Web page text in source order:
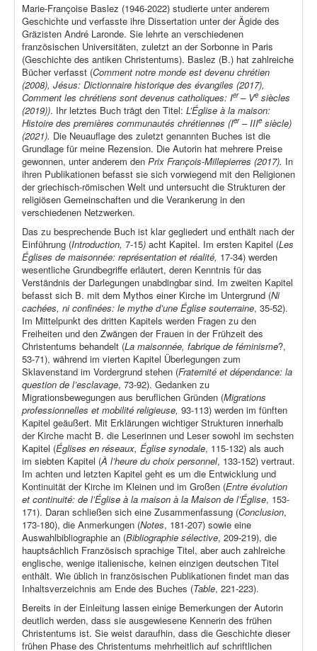
Marie-Françoise Baslez (1946-2022) studierte unter anderem
Geschichte und verfasste ihre Dissertation unter der Ägide des
Gräzisten André Laronde. Sie lehrte an verschiedenen
französischen Universitäten, zuletzt an der Sorbonne in Paris
(Geschichte des antiken Christentums). Baslez (B.) hat zahlreiche
Bücher verfasst (Comment notre monde est devenu chrétien
(2008), Jésus: Dictionnaire historique des évangiles (2017),
Comment les chrétiens sont devenus catholiques: Ier– Ve siècles
(2019)). Ihr letztes Buch trägt den Titel: L’Église à la maison:
Histoire des premières communautés chrétiennes (Ier– IIIe siècle)
(2021). Die Neuauflage des zuletzt genannten Buches ist die
Grundlage für meine Rezension. Die Autorin hat mehrere Preise
gewonnen, unter anderem den Prix François-Millepierres (2017). In
ihren Publikationen befasst sie sich vorwiegend mit den Religionen
der griechisch-römischen Welt und untersucht die Strukturen der
religiösen Gemeinschaften und die Verankerung in den
verschiedenen Netzwerken.
Das zu besprechende Buch ist klar gegliedert und enthält nach der
Einführung (Introduction, 7-15) acht Kapitel. Im ersten Kapitel (Les
Églises de maisonnée: représentation et réalité, 17-34) werden
wesentliche Grundbegriffe erläutert, deren Kenntnis für das
Verständnis der Darlegungen unabdingbar sind. Im zweiten Kapitel
befasst sich B. mit dem Mythos einer Kirche im Untergrund (Ni
cachées, ni confinées: le mythe d’une Église souterraine, 35-52).
Im Mittelpunkt des dritten Kapitels werden Fragen zu den
Freiheiten und den Zwängen der Frauen in der Frühzeit des
Christentums behandelt (La maisonnée, fabrique de féminisme?,
53-71), während im vierten Kapitel Überlegungen zum
Sklavenstand im Vordergrund stehen (Fraternité et dépendance: la
question de l’esclavage, 73-92). Gedanken zu
Migrationsbewegungen aus beruflichen Gründen (Migrations
professionnelles et mobilité religieuse, 93-113) werden im fünften
Kapitel geäußert. Mit Erklärungen wichtiger Strukturen innerhalb
der Kirche macht B. die Leserinnen und Leser sowohl im sechsten
Kapitel (Églises en réseaux, Église synodale, 115-132) als auch
im siebten Kapitel (À l’heure du choix personnel, 133-152) vertraut.
Im achten und letzten Kapitel geht es um die Entwicklung und
Kontinuität der Kirche im Kleinen und im Großen (Entre évolution
et continuité: de l’Église à la maison à la Maison de l’Église, 153-
171). Daran schließen sich eine Zusammenfassung (Conclusion,
173-180), die Anmerkungen (Notes, 181-207) sowie eine
Auswahlbibliographie an (Bibliographie sélective, 209-219), die
hauptsächlich Französisch sprachige Titel, aber auch zahlreiche
englische, wenige italienische, keinen einzigen deutschen Titel
enthält. Wie üblich in französischen Publikationen findet man das
Inhaltsverzeichnis am Ende des Buches (Table, 221-223).
Bereits in der Einleitung lassen einige Bemerkungen der Autorin
deutlich werden, dass sie ausgewiesene Kennerin des frühen
Christentums ist. Sie weist daraufhin, dass die Geschichte dieser
frühen Phase des Christentums mehrheitlich auf schriftlichen